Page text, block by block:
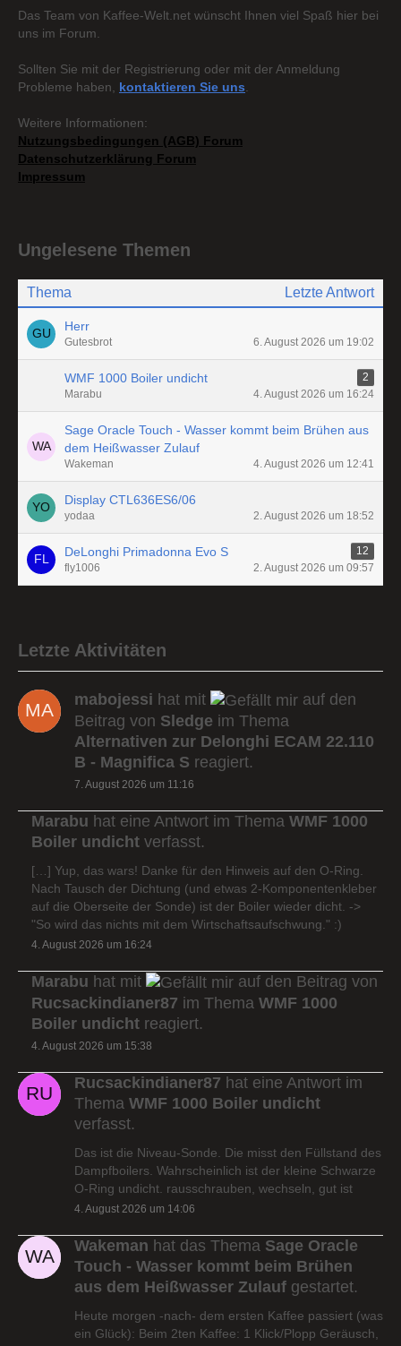
Das Team von Kaffee-Welt.net wünscht Ihnen viel Spaß hier bei
uns im Forum.
Sollten Sie mit der Registrierung oder mit der Anmeldung
Probleme haben, kontaktieren Sie uns
Weitere Informationen:
Nutzungsbedingungen (AGB) Forum
Datenschutzerklärung Forum
Impressum
Ungelesene Themen
Thema Letzte Antwort
Herr
Gutesbrot 6. August 2026 um 19:02
WMF 1000 Boiler undicht
2
Marabu
4. August 2026 um 16:24
Sage Oracle Touch - Wasser kommt beim Brühen aus
dem Heißwasser Zulauf
Wakeman 4. August 2026 um 12:41
Display CTL636ES6/06
yodaa 2. August 2026 um 18:52
DeLonghi Primadonna Evo S
12
fly1006
2. August 2026 um 09:57
Letzte Aktivitäten
mabojessi hat mit
auf den
Beitrag von Sledge im Thema
Alternativen zur Delonghi ECAM 22.110
B - Magnifica S reagiert.
7. August 2026 um 11:16
Marabu hat eine Antwort im Thema WMF 1000
Boiler undicht verfasst.
[…] Yup, das wars! Danke für den Hinweis auf den O-Ring.
Nach Tausch der Dichtung (und etwas 2-Komponentenkleber
auf die Oberseite der Sonde) ist der Boiler wieder dicht. ->
"So wird das nichts mit dem Wirtschaftsaufschwung." :)
4. August 2026 um 16:24
Marabu hat mit
auf den Beitrag von
Rucsackindianer87 im Thema WMF 1000
Boiler undicht reagiert.
4. August 2026 um 15:38
Rucsackindianer87 hat eine Antwort im
Thema WMF 1000 Boiler undicht
verfasst.
Das ist die Niveau-Sonde. Die misst den Füllstand des
Dampfboilers. Wahrscheinlich ist der kleine Schwarze
O-Ring undicht. rausschrauben, wechseln, gut ist
4. August 2026 um 14:06
Wakeman hat das Thema Sage Oracle
Touch - Wasser kommt beim Brühen
aus dem Heißwasser Zulauf gestartet.
Heute morgen -nach- dem ersten Kaffee passiert (was
ein Glück): Beim 2ten Kaffee: 1 Klick/Plopp Geräusch,